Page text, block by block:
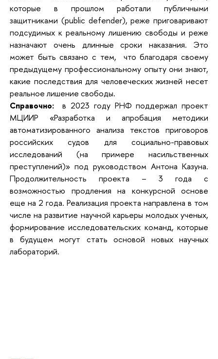
которые в прошлом работали публичными
защитниками (public defender), реже приговаривают
подсудимых к реальному лишению свободы и реже
назначают очень длинные сроки наказания. Это
может быть связано с тем, что благодаря своему
предыдущему профессиональному опыту они знают,
какие последствия для человеческих жизней несет
реальное лишение свободы.
Справочно:
в 2023 году РНФ поддержал проект
МЦИИР «Разработка и апробация методики
автоматизированного анализа текстов приговоров
российских судов для социально-правовых
исследований (на примере насильственных
преступлений)» под руководством Антона Казуна.
Продолжительность проекта – 3 года с
возможностью продления на конкурсной основе
еще на 2 года. Реализация проекта направлена в том
числе на развитие научной карьеры молодых ученых,
формирование исследовательских команд, которые
в будущем могут стать основой новых научных
лабораторий.